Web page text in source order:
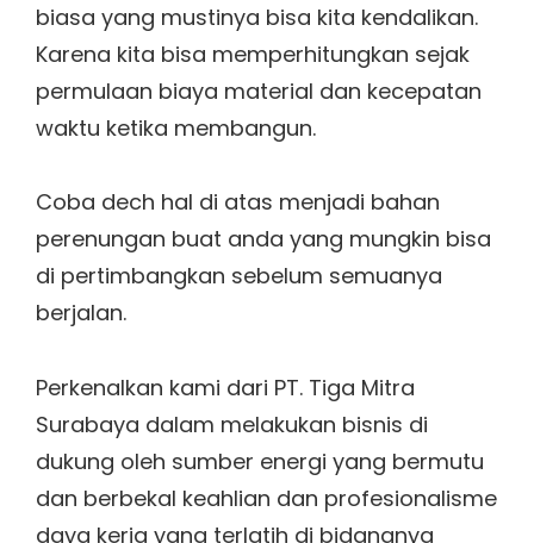
biasa yang mustinya bisa kita kendalikan.
Karena kita bisa memperhitungkan sejak
permulaan biaya material dan kecepatan
waktu ketika membangun.
Coba dech hal di atas menjadi bahan
perenungan buat anda yang mungkin bisa
di pertimbangkan sebelum semuanya
berjalan.
Perkenalkan kami dari PT. Tiga Mitra
Surabaya dalam melakukan bisnis di
dukung oleh sumber energi yang bermutu
dan berbekal keahlian dan profesionalisme
daya kerja yang terlatih di bidangnya